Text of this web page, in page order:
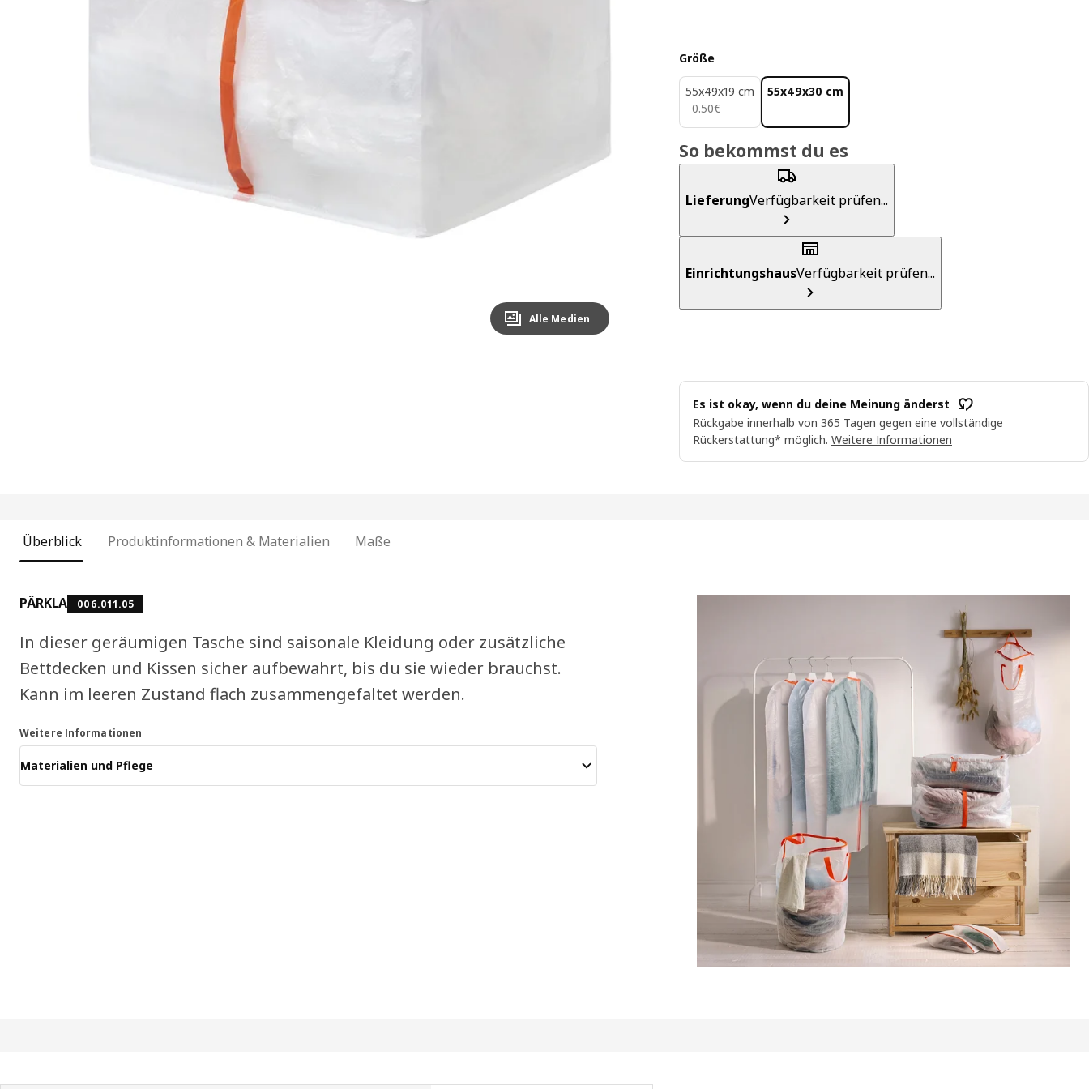
Image zoomed out, normal view
Alle Medien
Größe
55x49x19 cm
−0.50€
0.50€
55x49x30 cm
So bekommst du es
LieferungVerfügbarkeit prüfen...
EinrichtungshausVerfügbarkeit prüfen...
Es ist okay, wenn du deine Meinung änderst
Rückgabe innerhalb von 365 Tagen gegen eine vollständige
Rückerstattung* möglich. Weitere Informationen
Überblick Produktinformationen & Materialien Maße
PÄRKLA 006.011.05
In dieser geräumigen Tasche sind saisonale Kleidung oder zusätzliche
Bettdecken und Kissen sicher aufbewahrt, bis du sie wieder brauchst.
Kann im leeren Zustand flach zusammengefaltet werden.
Weitere Informationen
Materialien und Pflege